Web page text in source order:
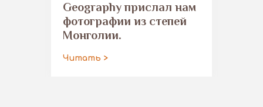
Geography прислал нам
фотографии из степей
Монголии.
Читать >